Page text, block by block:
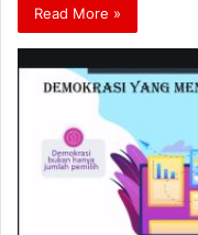
Read More »